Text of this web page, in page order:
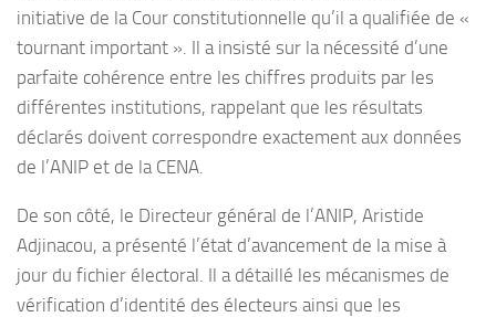
initiative de la Cour constitutionnelle qu’il a qualifiée de «
tournant important ». Il a insisté sur la nécessité d’une
parfaite cohérence entre les chiffres produits par les
différentes institutions, rappelant que les résultats
déclarés doivent correspondre exactement aux données
de l’ANIP et de la CENA.
De son côté, le Directeur général de l’ANIP, Aristide
Adjinacou, a présenté l’état d’avancement de la mise à
jour du fichier électoral. Il a détaillé les mécanismes de
vérification d’identité des électeurs ainsi que les